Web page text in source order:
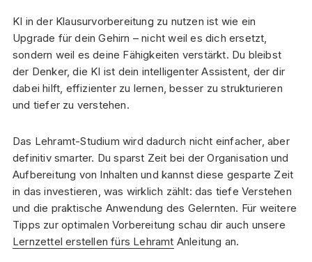
KI in der Klausurvorbereitung zu nutzen ist wie ein
Upgrade für dein Gehirn – nicht weil es dich ersetzt,
sondern weil es deine Fähigkeiten verstärkt. Du bleibst
der Denker, die KI ist dein intelligenter Assistent, der dir
dabei hilft, effizienter zu lernen, besser zu strukturieren
und tiefer zu verstehen.
Das Lehramt-Studium wird dadurch nicht einfacher, aber
definitiv smarter. Du sparst Zeit bei der Organisation und
Aufbereitung von Inhalten und kannst diese gesparte Zeit
in das investieren, was wirklich zählt: das tiefe Verstehen
und die praktische Anwendung des Gelernten. Für weitere
Tipps zur optimalen Vorbereitung schau dir auch unsere
Lernzettel erstellen fürs Lehramt Anleitung an.